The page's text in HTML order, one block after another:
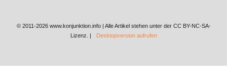
© 2011-2026 www.konjunktion.info | Alle Artikel stehen unter der CC BY-NC-SA-
Lizenz. |
Desktopversion aufrufen